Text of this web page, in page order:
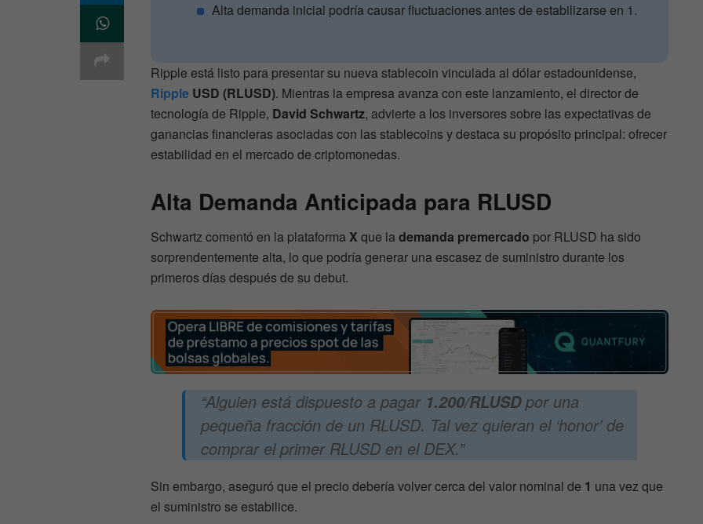
Alta demanda inicial podría causar fluctuaciones antes de estabilizarse en 1.
Ripple está listo para presentar su nueva stablecoin vinculada al dólar estadounidense,
Ripple USD (RLUSD). Mientras la empresa avanza con este lanzamiento, el director de
tecnología de Ripple, David Schwartz, advierte a los inversores sobre las expectativas de
ganancias financieras asociadas con las stablecoins y destaca su propósito principal: ofrecer
estabilidad en el mercado de criptomonedas.
Alta Demanda Anticipada para RLUSD
Schwartz comentó en la plataformaX que lademanda premercado por RLUSD ha sido
sorprendentemente alta, lo que podría generar una escasez de suministro durante los
primeros días después de su debut.
“Alguien está dispuesto a pagar 1.200/RLUSDpor una
pequeña fracción de un RLUSD. Tal vez quieran el ‘honor’ de
comprar el primer RLUSD en el DEX.”
Sin embargo, aseguró que el precio debería volver cerca del valor nominal de 1 una vez que
el suministro se estabilice.